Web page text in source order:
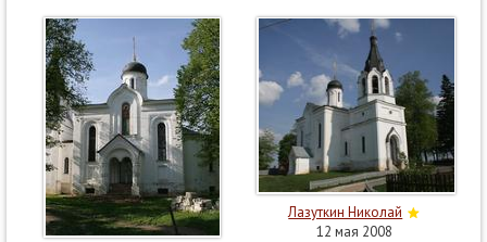
Лазуткин Николай
12 мая 2008